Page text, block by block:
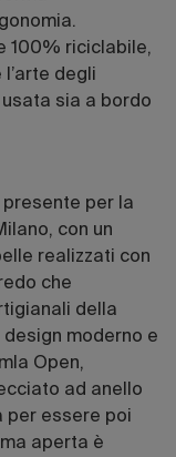
100% riciclabile,
degli
sia a bordo
presente per la
con un
realizzati con
che
della
moderno e
Open,
ad anello
per essere poi
aperta è